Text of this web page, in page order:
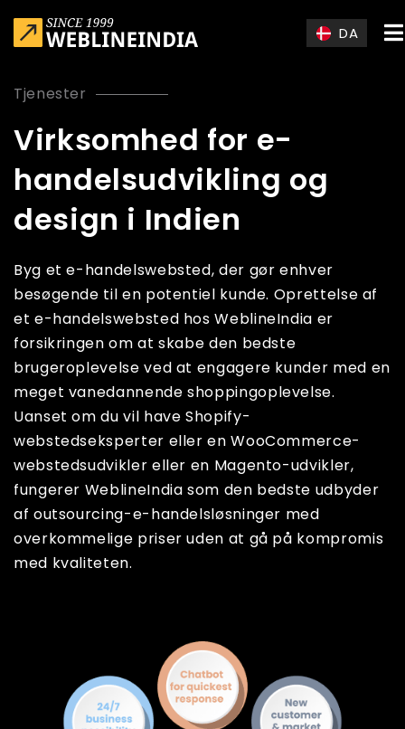
DA
Tjenester
Virksomhed for e-
handelsudvikling og
design i Indien
Byg et e-handelswebsted, der gør enhver
besøgende til en potentiel kunde. Oprettelse af
et e-handelswebsted hos WeblineIndia er
forsikringen om at skabe den bedste
brugeroplevelse ved at engagere kunder med en
meget vanedannende shoppingoplevelse.
Uanset om du vil have Shopify-
webstedseksperter eller en WooCommerce-
webstedsudvikler eller en Magento-udvikler,
fungerer WeblineIndia som den bedste udbyder
af outsourcing-e-handelsløsninger med
overkommelige priser uden at gå på kompromis
med kvaliteten.